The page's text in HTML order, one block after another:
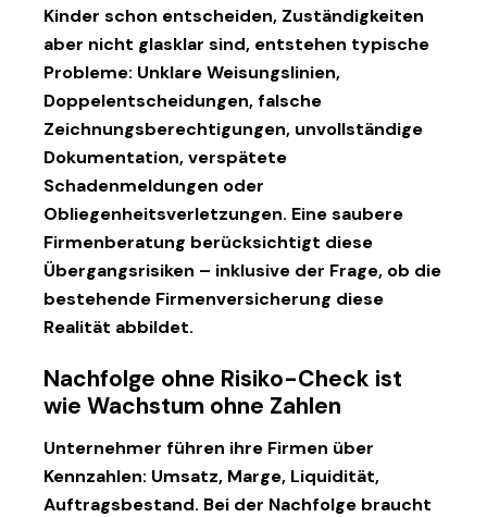
Kinder schon entscheiden, Zuständigkeiten
aber nicht glasklar sind, entstehen typische
Probleme: Unklare Weisungslinien,
Doppelentscheidungen, falsche
Zeichnungsberechtigungen, unvollständige
Dokumentation, verspätete
Schadenmeldungen oder
Obliegenheitsverletzungen. Eine saubere
Firmenberatung berücksichtigt diese
Übergangsrisiken – inklusive der Frage, ob die
bestehende Firmenversicherung diese
Realität abbildet.
Nachfolge ohne Risiko-Check ist
wie Wachstum ohne Zahlen
Unternehmer führen ihre Firmen über
Kennzahlen: Umsatz, Marge, Liquidität,
Auftragsbestand. Bei der Nachfolge braucht